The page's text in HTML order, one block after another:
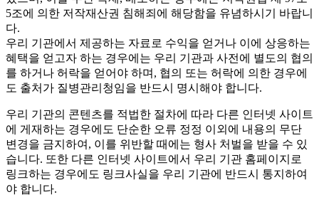
5조에 의한 저작재산권 침해죄에 해당함을 유념하시기 바랍니
다.
우리 기관에서 제공하는 자료로 수익을 얻거나 이에 상응하는
혜택을 얻고자 하는 경우에는 우리 기관과 사전에 별도의 협의
를 하거나 허락을 얻어야 하며, 협의 또는 허락에 의한 경우에
도 출처가 질병관리청임을 반드시 명시해야 합니다.
우리 기관의 콘텐츠를 적법한 절차에 따라 다른 인터넷 사이트
에 게재하는 경우에도 단순한 오류 정정 이외에 내용의 무단
변경을 금지하여, 이를 위반할 때에는 형사 처벌을 받을 수 있
습니다. 또한 다른 인터넷 사이트에서 우리 기관 홈페이지로
링크하는 경우에도 링크사실을 우리 기관에 반드시 통지하여
야 합니다.